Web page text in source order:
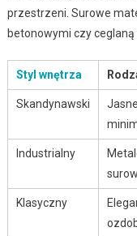
przestrzeni. Surowe
betonowymi czy ceglaną
Styl wnętrza
Skandynawski
Industrialny
Klasyczny